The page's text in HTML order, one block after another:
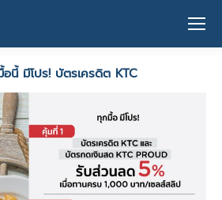
อนี้ มีโปร! บัตรเครดิต KTC